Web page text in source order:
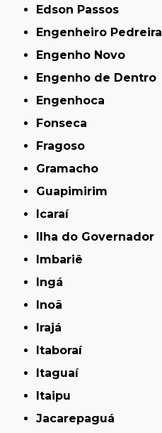
Edson Passos
Engenheiro Pedreira
Engenho Novo
Engenho de Dentro
Engenhoca
Fonseca
Fragoso
Gramacho
Guapimirim
Icaraí
Ilha do Governador
Imbariê
Ingá
Inoã
Irajá
Itaboraí
Itaguaí
Itaipu
Jacarepaguá